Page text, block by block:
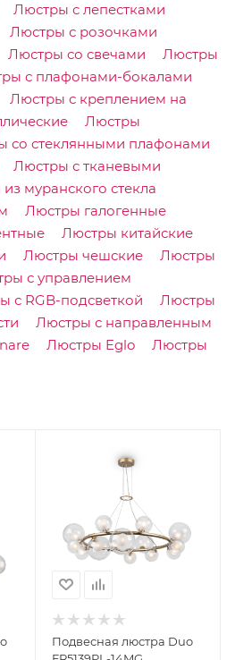
Люстры с лепестками
Люстры с розочками
Люстры со свечами
Люстры
с плафонами-бокалами
Люстры с креплением на
Люстры
со стеклянными плафонами
Люстры с тканевыми
муранского стекла
Люстры галогенные
Люстры китайские
Люстры чешские
Люстры
с управлением
с RGB-подсветкой
Люстры
Люстры с направленным
Люстры Eglo
Люстры
Подвесная люстра Duo